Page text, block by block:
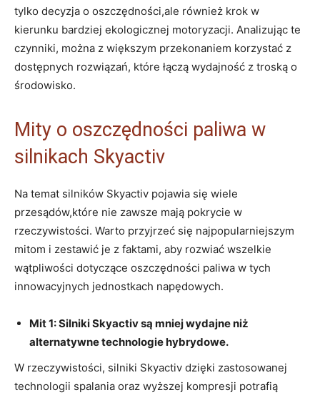
‍tylko ⁤decyzja o oszczędności,ale również krok w
kierunku bardziej ekologicznej motoryzacji. Analizując te
czynniki, można z większym przekonaniem korzystać z
dostępnych rozwiązań, ​które łączą wydajność z⁢ troską⁢ o⁢
środowisko.
Mity o oszczędności paliwa w
‌silnikach Skyactiv
Na‌ temat silników Skyactiv pojawia się wiele
⁣przesądów,które ⁢nie zawsze ⁣mają​ pokrycie‌ w
rzeczywistości. Warto⁤ przyjrzeć się najpopularniejszym
mitom i zestawić je z faktami, aby rozwiać wszelkie
wątpliwości dotyczące oszczędności paliwa w ​tych
‍innowacyjnych ‍jednostkach napędowych.
Mit 1: Silniki Skyactiv​ są mniej wydajne⁣ niż
⁤alternatywne technologie hybrydowe.
W ​rzeczywistości, silniki ⁤Skyactiv dzięki zastosowanej
technologii ‍spalania oraz wyższej kompresji potrafią